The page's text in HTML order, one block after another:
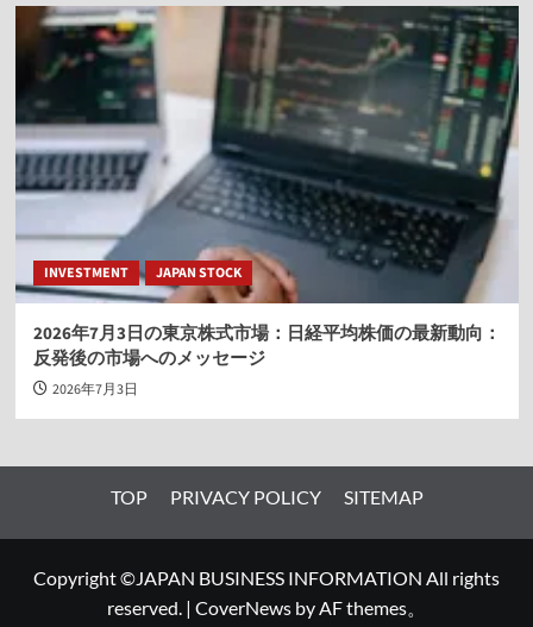
INVESTMENT JAPAN STOCK
2026年7月3日の東京株式市場：日経平均株価の最新動向：
反発後の市場へのメッセージ
2026年7月3日
TOP PRIVACY POLICY SITEMAP
Copyright ©JAPAN BUSINESS INFORMATION All rights
reserved. | CoverNews by AF themes。